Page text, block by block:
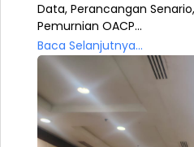
Data, Perancangan
Pemurnian OACP...
Baca Selanjutnya...